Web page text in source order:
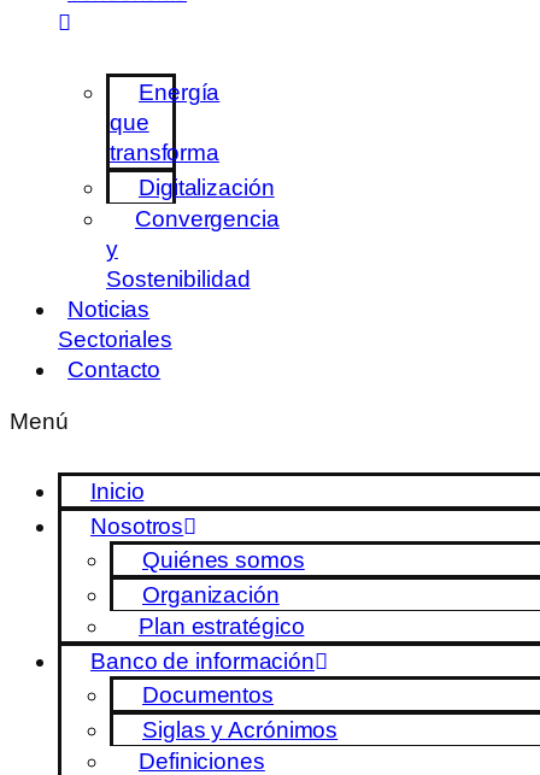
Energía
que
transforma
Digitalización
Convergencia
y
Sostenibilidad
Noticias
Sectoriales
Contacto
Menú
Inicio
Nosotros
Quiénes somos
Organización
Plan estratégico
Banco de información
Documentos
Siglas y Acrónimos
Definiciones